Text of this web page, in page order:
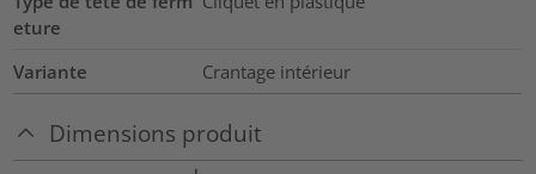
eture
Variante Crantage intérieur
Dimensions produit